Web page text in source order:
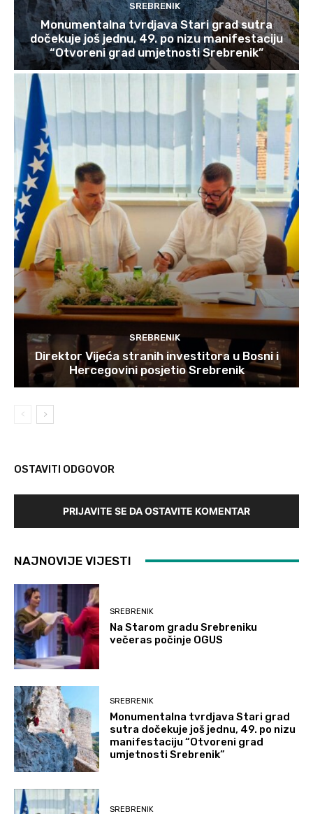
SREBRENIK
Monumentalna tvrdjava Stari grad sutra
dočekuje još jednu, 49. po nizu manifestaciju
“Otvoreni grad umjetnosti Srebrenik”
SREBRENIK
Direktor Vijeća stranih investitora u Bosni i
Hercegovini posjetio Srebrenik
OSTAVITI ODGOVOR
PRIJAVITE SE DA OSTAVITE KOMENTAR
NAJNOVIJE VIJESTI
SREBRENIK
Na Starom gradu Srebreniku
večeras počinje OGUS
SREBRENIK
Monumentalna tvrdjava Stari grad
sutra dočekuje još jednu, 49. po nizu
manifestaciju “Otvoreni grad
umjetnosti Srebrenik”
SREBRENIK